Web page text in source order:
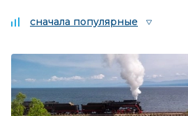
сначала популярные